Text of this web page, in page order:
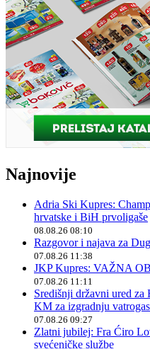
Najnovije
Adria Ski Kupres:
hrvatske i BiH prvoligaše
08.08.26 08:10
Razgovor i najava za
07.08.26 11:38
JKP Kupres: VAŽNA
07.08.26 11:11
Središnji državni ured
KM za izgradnju
07.08.26 09:27
Zlatni jubilej: Fra Ćiro
svećeničke službe